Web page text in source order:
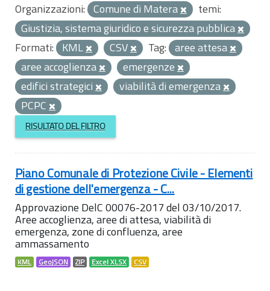
Organizzazioni: Comune di Matera
temi:
Giustizia, sistema giuridico e sicurezza pubblica
Formati: KML CSV Tag: aree attesa
aree accoglienza
emergenze
edifici strategici
viabilità di emergenza
PCPC
RISULTATO DEL FILTRO
Piano Comunale di Protezione Civile - Elementi
di gestione dell'emergenza - C...
Approvazione DelC 00076-2017 del 03/10/2017.
Aree accoglienza, aree di attesa, viabilità di
emergenza, zone di confluenza, aree
ammassamento
KML GeoJSON ZIP Excel XLSX CSV